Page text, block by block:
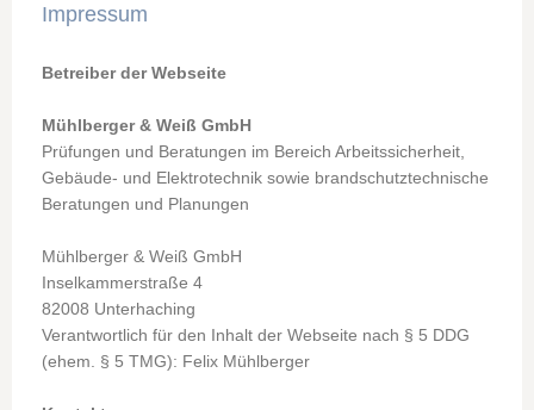
Impressum
Betreiber der Webseite
Mühlberger & Weiß GmbH
Prüfungen und Beratungen im Bereich Arbeitssicherheit,
Gebäude- und Elektrotechnik sowie brandschutztechnische
Beratungen und Planungen
Mühlberger & Weiß GmbH
Inselkammerstraße 4
82008 Unterhaching
Verantwortlich für den Inhalt der Webseite nach § 5 DDG
(ehem. § 5 TMG): Felix Mühlberger